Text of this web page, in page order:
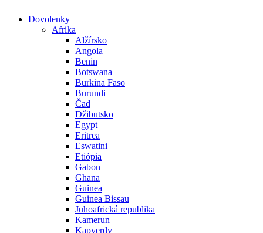
Dovolenky
Afrika
Alžírsko
Angola
Benin
Botswana
Burkina Faso
Burundi
Čad
Džibutsko
Egypt
Eritrea
Eswatini
Etiópia
Gabon
Ghana
Guinea
Guinea Bissau
Juhoafrická republika
Kamerun
Kapverdy